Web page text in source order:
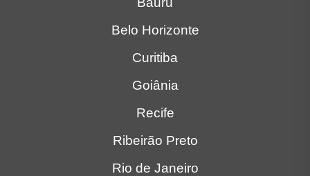
Belo Horizonte
Curitiba
Goiânia
Recife
Ribeirão Preto
Rio de Janeiro